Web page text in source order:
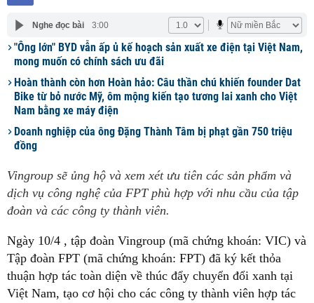
Nghe đọc bài 3:00
"Ông lớn" BYD vẫn ấp ủ kế hoạch sản xuất xe điện tại Việt Nam,
mong muốn có chính sách ưu đãi
Hoàn thành còn hơn Hoàn hảo: Câu thần chú khiến founder Dat
Bike từ bỏ nước Mỹ, ôm mộng kiến tạo tương lai xanh cho Việt
Nam bằng xe máy điện
Doanh nghiệp của ông Đặng Thành Tâm bị phạt gần 750 triệu
đồng
Vingroup sẽ ủng hộ và xem xét ưu tiên các sản phẩm và
dịch vụ công nghệ của FPT phù hợp với nhu cầu của tập
đoàn và các công ty thành viên.
Ngày 10/4 , tập đoàn Vingroup (mã chứng khoán: VIC) và
Tập đoàn FPT (mã chứng khoán: FPT) đã ký kết thỏa
thuận hợp tác toàn diện về thúc đẩy chuyển đổi xanh tại
Việt Nam, tạo cơ hội cho các công ty thành viên hợp tác